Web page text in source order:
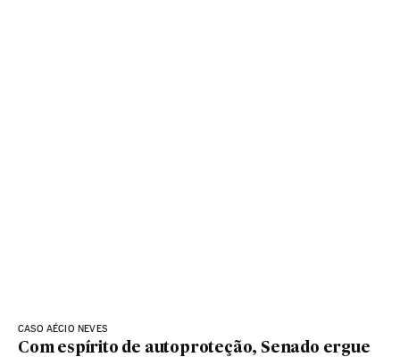
CASO AÉCIO NEVES
Com espírito de autoproteção, Senado ergue